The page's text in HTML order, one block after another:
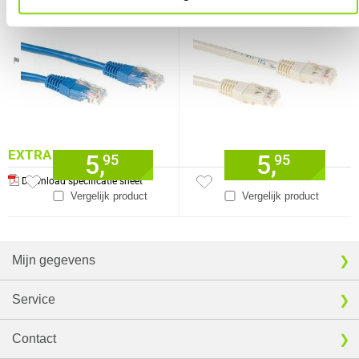
Verkrijgbaar sinds
Juni 2016
⚑ Fout melden
EXTRA INFORMATIE
Download specificatie sheet
Vergelijk product
5,95
Vergelijk product
5,95
Mijn gegevens
Service
Contact